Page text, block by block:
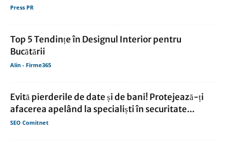
Press PR
Top 5 Tendințe în Designul Interior pentru
Bucătării
Alin - Firme365
Evită pierderile de date și de bani! Protejează-ți
afacerea apelând la specialiști în securitate...
SEO Comitnet